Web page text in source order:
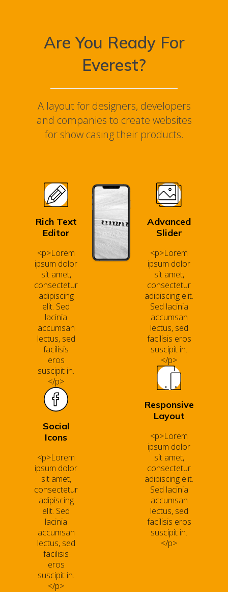
Are You Ready For
Everest?
A layout for designers, developers
and companies to create websites
for show casing their products.
Rich Text
Editor
<p>Lorem
ipsum dolor
sit amet,
consectetur
adipiscing
elit. Sed
lacinia
accumsan
lectus, sed
facilisis
eros
suscipit in.
</p>
Social
Icons
<p>Lorem
ipsum dolor
sit amet,
consectetur
adipiscing
elit. Sed
lacinia
accumsan
lectus, sed
facilisis
eros
suscipit in.
</p>
Advanced
Slider
<p>Lorem
ipsum dolor
sit amet,
consectetur
adipiscing elit.
Sed lacinia
accumsan
lectus, sed
facilisis eros
suscipit in.
</p>
Responsive
Layout
<p>Lorem
ipsum dolor
sit amet,
consectetur
adipiscing elit.
Sed lacinia
accumsan
lectus, sed
facilisis eros
suscipit in.
</p>